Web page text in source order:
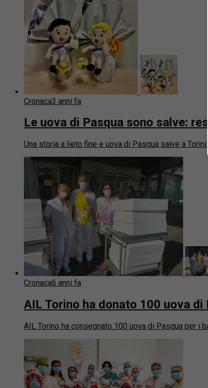
Cronaca3 anni fa
Le uova di Pasqua sono salve:
Una storia a lieto fine e uova di Pasqua salve a
Cronaca6 anni fa
AIL Torino ha donato 100 uova
AIL Torino ha consegnato 100 uova di Pasqua per i